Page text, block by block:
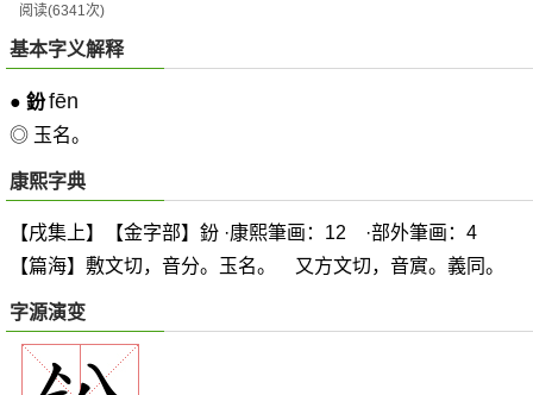
阅读(6341次)
基本字义解释
● 鈖fēn
◎ 玉名。
康熙字典
【戌集上】【金字部】鈖 ·康熙筆画：12 ·部外筆画：4
【篇海】敷文切，音分。玉名。 又方文切，音賔。義同。
字源演变